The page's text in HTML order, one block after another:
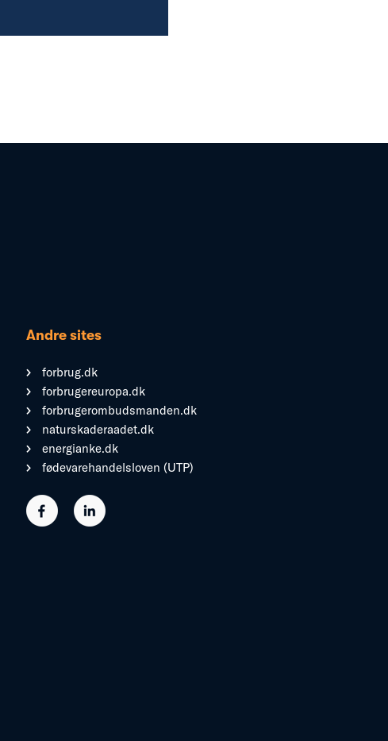
Andre sites
forbrug.dk
forbrugereuropa.dk
forbrugerombudsmanden.dk
naturskaderaadet.dk
energianke.dk
fødevarehandelsloven (UTP)